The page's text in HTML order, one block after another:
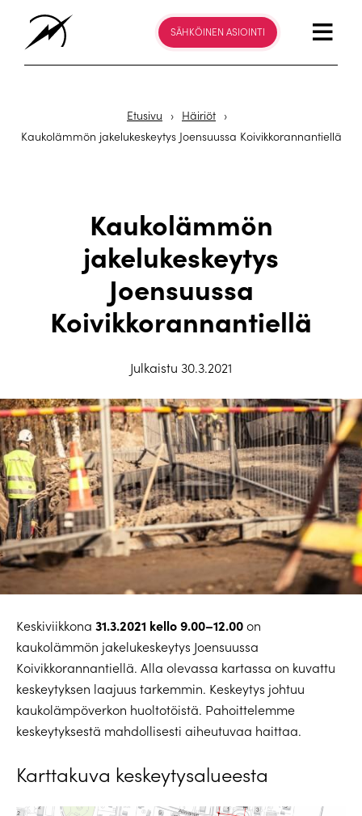
SÄHKÖINEN ASIOINTI
Etusivu › Häiriöt ›
Kaukolämmön jakelukeskeytys Joensuussa Koivikkorannantiellä
Kaukolämmön
jakelukeskeytys
Joensuussa
Koivikkorannantiellä
Julkaistu 30.3.2021
Keskiviikkona 31.3.2021 kello 9.00–12.00on
kaukolämmön jakelukeskeytys Joensuussa
Koivikkorannantiellä. Alla olevassa kartassa on kuvattu
keskeytyksen laajuus tarkemmin. Keskeytys johtuu
kaukolämpöverkon huoltotöistä. Pahoittelemme
keskeytyksestä mahdollisesti aiheutuvaa haittaa.
Karttakuva keskeytysalueesta